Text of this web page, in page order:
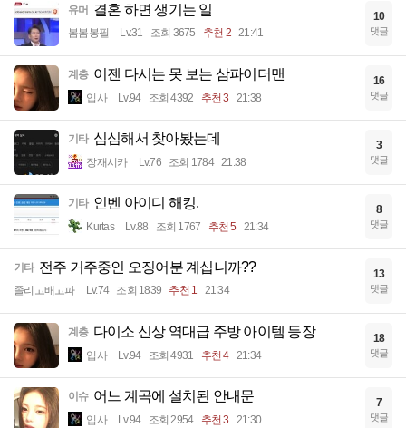
유머 결혼 하면 생기는 일
봄봄봉필 Lv.31 조회 3675 추천 2 21:41
10
댓글
계층 이젠 다시는 못 보는 삼파이더맨
입사 Lv.94 조회 4392 추천 3 21:38
16
댓글
기타 심심해서 찾아봤는데
장재시카 Lv.76 조회 1784 21:38
3
댓글
기타 인벤 아이디 해킹.
Kurtas Lv.88 조회 1767 추천 5 21:34
8
댓글
기타 전주 거주중인 오징어분 계십니까??
졸리고배고파 Lv.74 조회 1839 추천 1 21:34
13
댓글
계층 다이소 신상 역대급 주방 아이템 등장
입사 Lv.94 조회 4931 추천 4 21:34
18
댓글
이슈 어느 계곡에 설치된 안내문
입사 Lv.94 조회 2954 추천 3 21:30
7
댓글